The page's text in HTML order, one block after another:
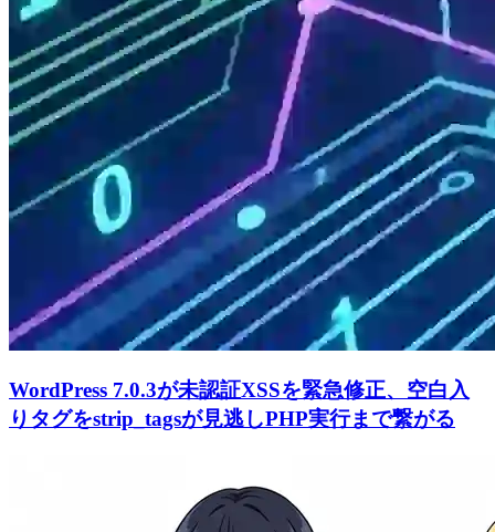
WordPress 7.0.3が未認証XSSを緊急修正、空白入
りタグをstrip_tagsが見逃しPHP実行まで繋がる